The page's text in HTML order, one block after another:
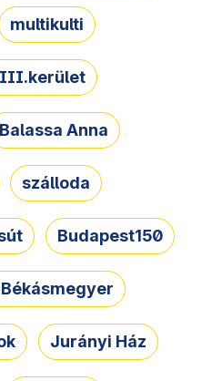
multikulti
Balassa Anna
szálloda
Budapest150
Jurányi Ház